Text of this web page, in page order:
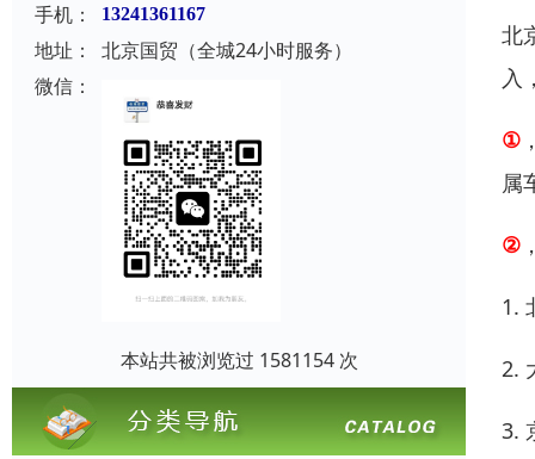
手机：
13241361167
地址：
北京国贸（全城24小时服务）
微信：
本站共被浏览过 1581154 次
北
入
①
属
②
1.
2.
3.